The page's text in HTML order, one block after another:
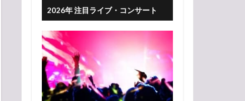
2026年 注目ライブ・コンサート